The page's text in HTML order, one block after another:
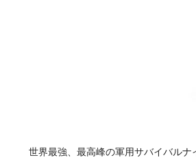
世界最強、最高峰の軍用サバイバルナ